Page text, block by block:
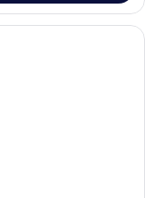
Balkon (Lina) |